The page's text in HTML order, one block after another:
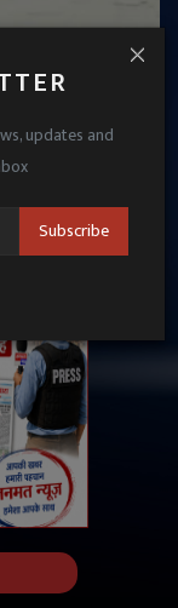
updates and
Subscribe
मगरमच्छ, नाव